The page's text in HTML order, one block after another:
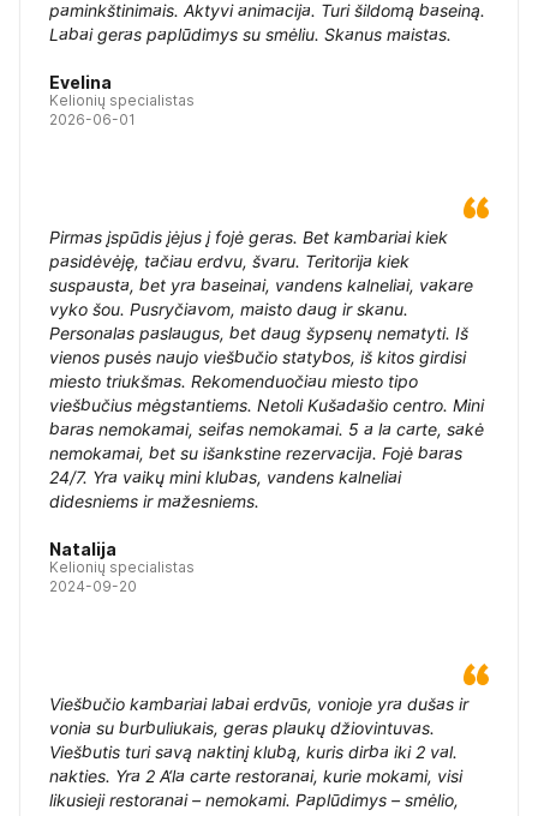
paminkštinimais. Aktyvi animacija. Turi šildomą baseiną.
Labai geras paplūdimys su smėliu. Skanus maistas.
Evelina
Kelionių specialistas
2026-06-01
Pirmas įspūdis įėjus į fojė geras. Bet kambariai kiek
pasidėvėję, tačiau erdvu, švaru. Teritorija kiek
suspausta, bet yra baseinai, vandens kalneliai, vakare
vyko šou. Pusryčiavom, maisto daug ir skanu.
Personalas paslaugus, bet daug šypsenų nematyti. Iš
vienos pusės naujo viešbučio statybos, iš kitos girdisi
miesto triukšmas. Rekomenduočiau miesto tipo
viešbučius mėgstantiems. Netoli Kušadašio centro. Mini
baras nemokamai, seifas nemokamai. 5 a la carte, sakė
nemokamai, bet su išankstine rezervacija. Fojė baras
24/7. Yra vaikų mini klubas, vandens kalneliai
didesniems ir mažesniems.
Natalija
Kelionių specialistas
2024-09-20
Viešbučio kambariai labai erdvūs, vonioje yra dušas ir
vonia su burbuliukais, geras plaukų džiovintuvas.
Viešbutis turi savą naktinį klubą, kuris dirba iki 2 val.
nakties. Yra 2 A‘la carte restoranai, kurie mokami, visi
likusieji restoranai – nemokami. Paplūdimys – smėlio,